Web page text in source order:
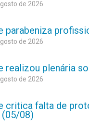
de 2026
parabeniza
de 2026
realizou plenária
de 2026
critica falta de
(05/08)